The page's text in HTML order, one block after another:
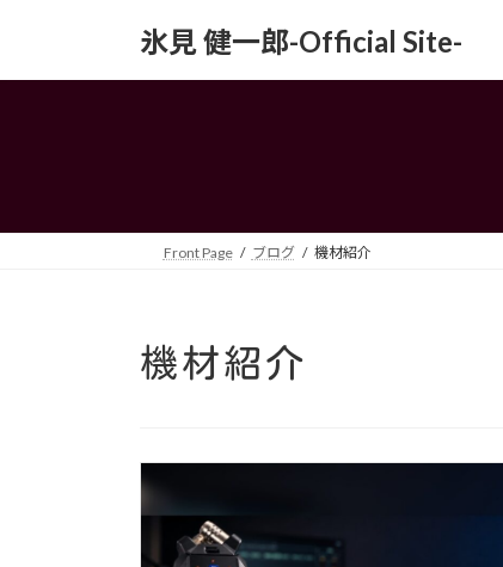
氷見 健一郎-Official Site-
Front Page ブログ 機材紹介
機材紹介